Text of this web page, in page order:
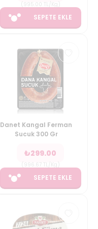
SEPETE EKLE
Danet Kangal Ferman
Sucuk 300 Gr
₺299.00
SEPETE EKLE